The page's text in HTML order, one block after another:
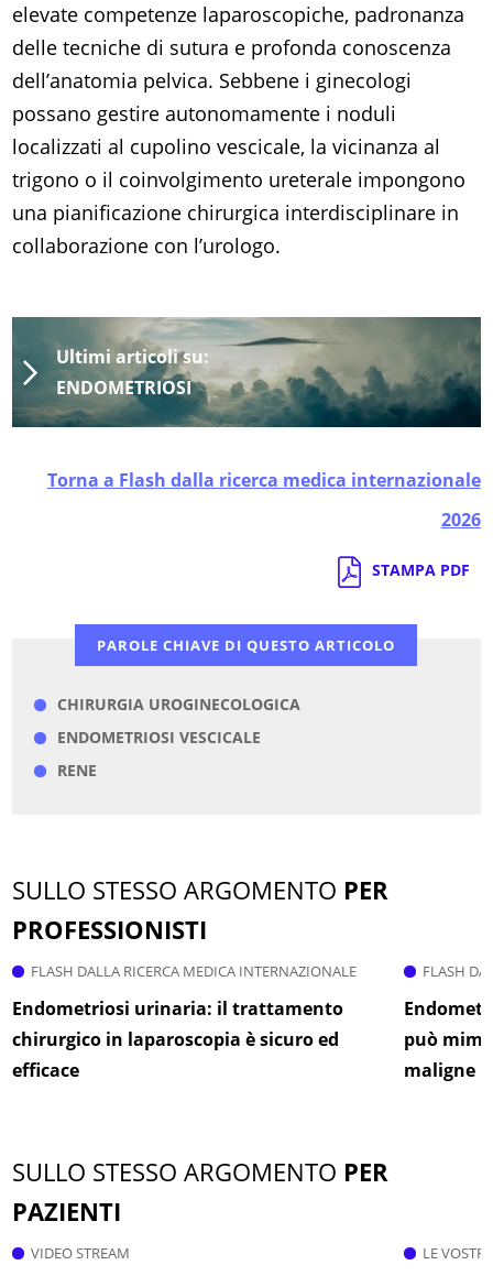
elevate competenze laparoscopiche, padronanza
delle tecniche di sutura e profonda conoscenza
dell’anatomia pelvica. Sebbene i ginecologi
possano gestire autonomamente i noduli
localizzati al cupolino vescicale, la vicinanza al
trigono o il coinvolgimento ureterale impongono
una pianificazione chirurgica interdisciplinare in
collaborazione con l’urologo.
Ultimi articoli su:
ENDOMETRIOSI
Torna a Flash dalla ricerca medica internazionale
2026
STAMPA PDF
PAROLE CHIAVE DI QUESTO ARTICOLO
CHIRURGIA UROGINECOLOGICA
ENDOMETRIOSI VESCICALE
RENE
SULLO STESSO ARGOMENTO PER
PROFESSIONISTI
FLASH DALLA RICERCA MEDICA INTERNAZIONALE
Endometriosi urinaria: il trattamento
chirurgico in laparoscopia è sicuro ed
efficace
FLASH
può
maligne
SULLO STESSO ARGOMENTO PER
PAZIENTI
VIDEO STREAM LE